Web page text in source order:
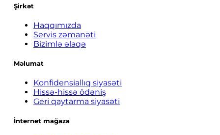
Şirkət
Haqqımızda
Servis zəmanəti
Bizimlə əlaqə
Məlumat
Konfidensiallıq siyasəti
Hissə-hissə ödəniş
Geri qaytarma siyasəti
İnternet mağaza